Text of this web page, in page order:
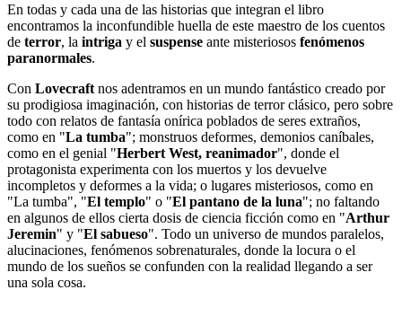
En todas y cada una de las historias que integran el libro
encontramos la inconfundible huella de este maestro de los cuentos
de terror, la intriga y el suspense ante misteriosos fenómenos
paranormales.
Con Lovecraft nos adentramos en un mundo fantástico creado por
su prodigiosa imaginación, con historias de terror clásico, pero sobre
todo con relatos de fantasía onírica poblados de seres extraños,
como en "La tumba"; monstruos deformes, demonios caníbales,
como en el genial "Herbert West, reanimador", donde el
protagonista experimenta con los muertos y los devuelve
incompletos y deformes a la vida; o lugares misteriosos, como en
"La tumba", "El templo" o "El pantano de la luna"; no faltando
en algunos de ellos cierta dosis de ciencia ficción como en "Arthur
Jeremin" y "El sabueso". Todo un universo de mundos paralelos,
alucinaciones, fenómenos sobrenaturales, donde la locura o el
mundo de los sueños se confunden con la realidad llegando a ser
una sola cosa.